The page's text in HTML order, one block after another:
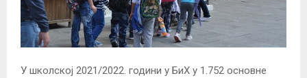
У школској 2021/2022. години у БиХ у 1.752 основне